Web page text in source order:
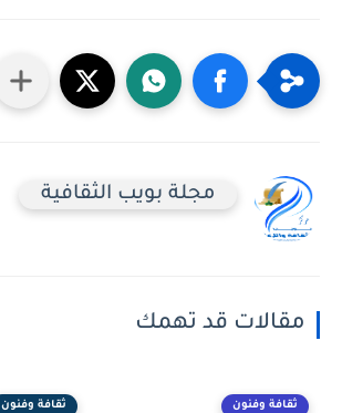
مجلة بويب الثقافية
مقالات قد تهمك
ثقافة وفنون ثقافة وفنون